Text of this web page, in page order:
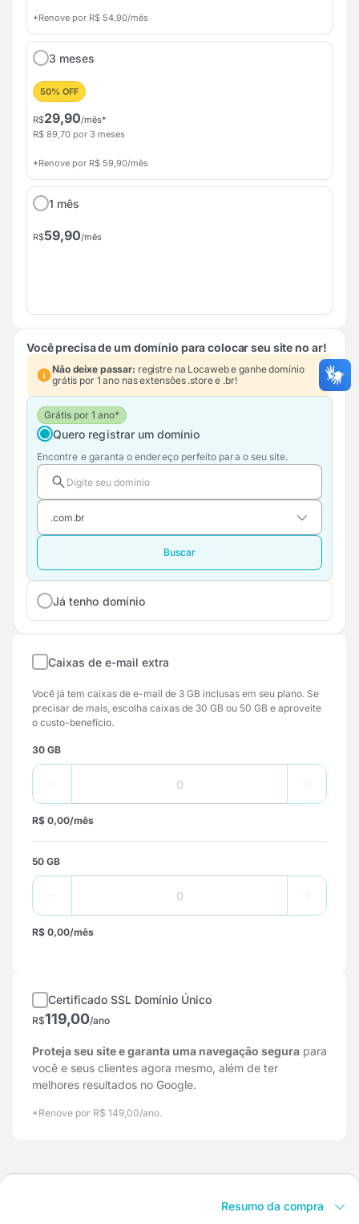
*Renove por R$ 54,90/mês
3 meses
50% OFF
R$29,90/mês*
R$ 89,70 por 3 meses
*Renove por R$ 59,90/mês
1 mês
R$59,90/mês
Você precisa de um domínio para colocar seu site no ar!
Não deixe passar: registre na Locaweb e ganhe domínio
grátis por 1 ano nas extensões .store e .br!
Quero registrar um domínio
Grátis por 1 ano*
Encontre e garanta o endereço perfeito para o seu site.
Buscar
Já tenho domínio
Caixas de e-mail extra
Você já tem caixas de e-mail de 3 GB inclusas em seu plano. Se
precisar de mais, escolha caixas de 30 GB ou 50 GB e aproveite
o custo-benefício.
30 GB
R$ 0,00/mês
50 GB
R$ 0,00/mês
Certificado SSL Domínio Único
R$119,00/ano
Proteja seu site e garanta uma navegação segura para
você e seus clientes agora mesmo, além de ter
melhores resultados no Google.
*Renove por R$ 149,00/ano.
Resumo da compra